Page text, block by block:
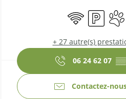
WiFi Parking
+ 27 autre(s)
06 24 62 07 ▒▒
Contactez-